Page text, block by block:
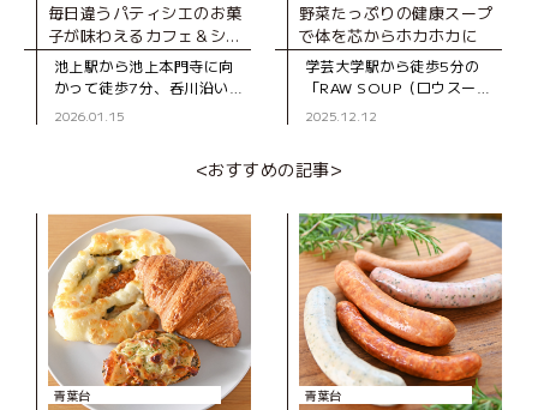
毎日違うパティシエのお菓
子が味わえるカフェ＆ショ
ップ
池上駅から池上本門寺に向
かって徒歩7分、呑川沿いに
たたずむ一軒家の「ノミガ
をコンセプトに、日によっ
2026.01.15
野菜たっぷりの健康スープ
で体を芯からホカホカに
学芸大学駅から徒歩5分の
「RAW SOUP（ロウスー
プ）学芸大学」。 “心身の
にオープンしたスープカフ
2025.12.12
<おすすめの記事>
青葉台 青葉台